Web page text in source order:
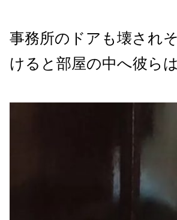
事務所のドアも壊され
けると部屋の中へ彼ら